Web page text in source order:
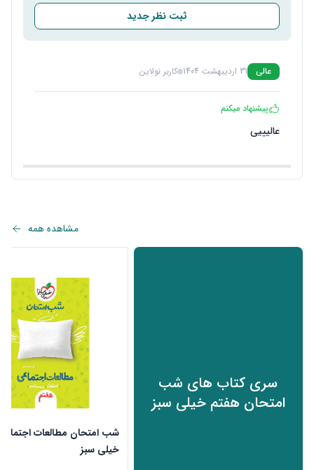
ثبت نظر جدید
عالی 31 اردیبهشت 1404 کاربر نولاین
پیشنهاد میکنم
عالیییی
مشاهده همه
سری کتاب های شب
امتحان هفتم خیلی سبز
شب امتحان مطالعات
خیلی سبز